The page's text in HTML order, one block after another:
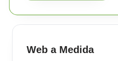
Web a Medida